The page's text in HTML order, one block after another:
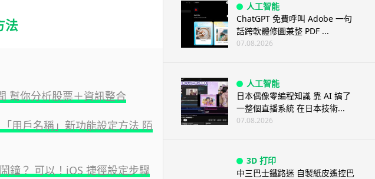
法
幫你分析股票＋資訊整合
用戶名稱」新功能設定方法 陌
鐘？ 可以！iOS 捷徑設定步驟
人工智能
ChatGPT 免費呼叫 Adobe 一句
話跨軟體修圖兼整 PDF ...
07.08.2026
人工智能
日本偶像零編程知識 靠 AI 搞了
一整個直播系統 在日本技術...
07.08.2026
3D 打印
中三巴士鐵路迷 自製紙皮遙控巴